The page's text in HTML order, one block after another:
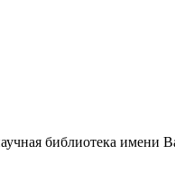
библиотека имени